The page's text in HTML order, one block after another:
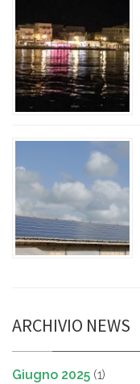
ARCHIVIO NEWS
Giugno 2025 (1)